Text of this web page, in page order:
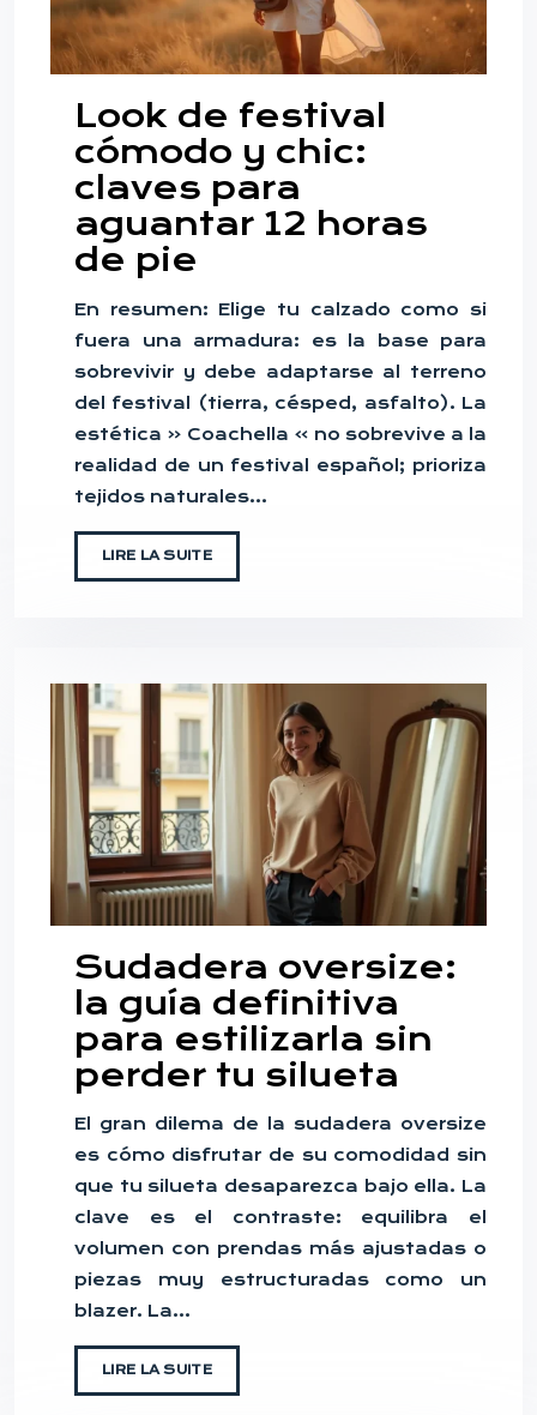
Look de festival
cómodo y chic:
claves para
aguantar 12 horas
de pie
En resumen: Elige tu calzado como si
fuera una armadura: es la base para
sobrevivir y debe adaptarse al terreno
del festival (tierra, césped, asfalto). La
estética « Coachella » no sobrevive a la
realidad de un festival español; prioriza
tejidos naturales…
LIRE LA SUITE
Sudadera oversize:
la guía definitiva
para estilizarla sin
perder tu silueta
El gran dilema de la sudadera oversize
es cómo disfrutar de su comodidad sin
que tu silueta desaparezca bajo ella. La
clave es el contraste: equilibra el
volumen con prendas más ajustadas o
piezas muy estructuradas como un
blazer. La…
LIRE LA SUITE